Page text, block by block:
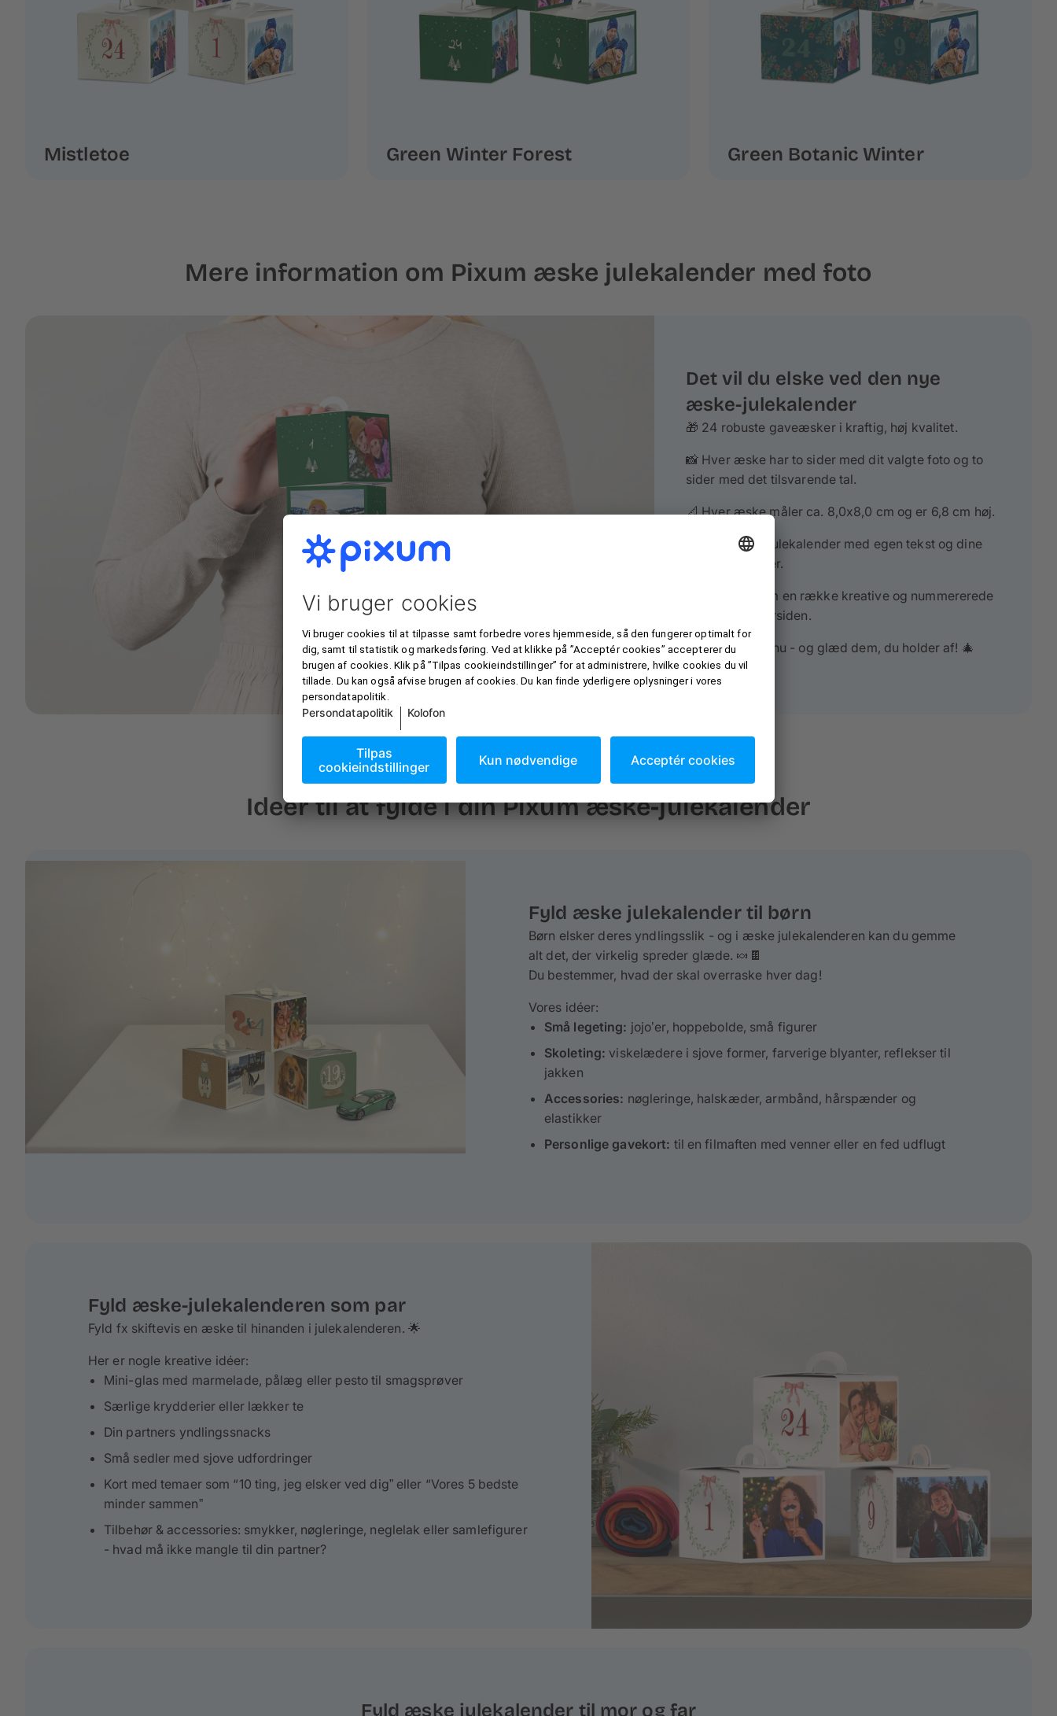
Mistletoe Green Winter Forest Green Botanic Winter
Mere information om Pixum æske julekalender med foto
Det vil du elske ved den nye
æske-julekalender
🎁 24 robuste gaveæsker i kraftig, høj kvalitet.
📸 Hver æske har to sider med dit valgte foto og to
sider med det tilsvarende tal.
📐 Hver æske måler ca. 8,0x8,0 cm og er 6,8 cm høj.
🖌️ Design din julekalender med egen tekst og dine
yndlingsbilleder.
🌈 Vælg mellem en række kreative og nummererede
designs til ydersiden.
Lav dit design nu - og glæd dem, du holder af! 🎄
Ideer til at fylde i din Pixum æske-julekalender
Fyld æske julekalender til børn
Børn elsker deres yndlingsslik - og i æske julekalenderen kan du gemme
alt det, der virkelig spreder glæde. 🍬🍫
Du bestemmer, hvad der skal overraske hver dag!
Vores idéer:
Små legeting: jojo’er, hoppebolde, små figurer
Skoleting: viskelædere i sjove former, farverige blyanter, reflekser til
jakken
Accessories: nøgleringe, halskæder, armbånd, hårspænder og
elastikker
Personlige gavekort: til en filmaften med venner eller en fed udflugt
Fyld æske-julekalenderen som par
Fyld fx skiftevis en æske til hinanden i julekalenderen. 🌟
Her er nogle kreative idéer:
Mini-glas med marmelade, pålæg eller pesto til smagsprøver
Særlige krydderier eller lækker te
Din partners yndlingssnacks
Små sedler med sjove udfordringer
Kort med temaer som “10 ting, jeg elsker ved dig” eller “Vores 5 bedste
minder sammen”
Tilbehør & accessories: smykker, nøgleringe, neglelak eller samlefigurer
- hvad må ikke mangle til din partner?
Fyld æske julekalender til mor og far